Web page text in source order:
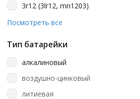
60 шт
8 шт
3r12 (3lr12, mn1203)
a23
aa/aaa
Посмотреть все
Тип батарейки
алкалиновый
воздушно-цинковый
литиевая